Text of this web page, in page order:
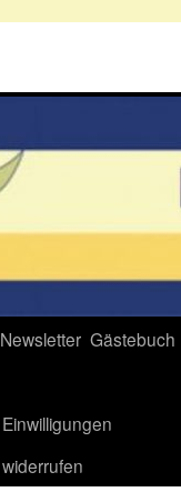
Newsletter Gästebuch
Einwilligungen
widerrufen